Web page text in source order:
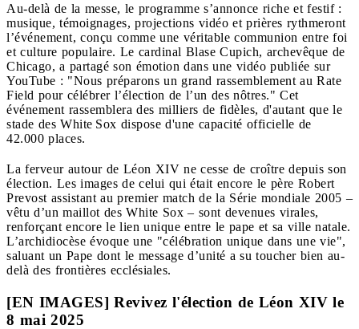
Au-delà de la messe, le programme s’annonce riche et festif :
musique, témoignages, projections vidéo et prières rythmeront
l’événement, conçu comme une véritable communion entre foi
et culture populaire. Le cardinal Blase Cupich, archevêque de
Chicago, a partagé son émotion dans une vidéo publiée sur
YouTube : "Nous préparons un grand rassemblement au Rate
Field pour célébrer l’élection de l’un des nôtres." Cet
événement rassemblera des milliers de fidèles, d'autant que le
stade des White Sox dispose d'une capacité officielle de
42.000 places.
La ferveur autour de Léon XIV ne cesse de croître depuis son
élection. Les images de celui qui était encore le père Robert
Prevost assistant au premier match de la Série mondiale 2005 –
vêtu d’un maillot des White Sox – sont devenues virales,
renforçant encore le lien unique entre le pape et sa ville natale.
L’archidiocèse évoque une "célébration unique dans une vie",
saluant un Pape dont le message d’unité a su toucher bien au-
delà des frontières ecclésiales.
[EN IMAGES] Revivez l'élection de Léon XIV le
8 mai 2025